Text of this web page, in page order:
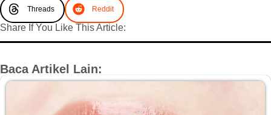
Threads Reddit
Share If You Like This Article:
Baca Artikel Lain: